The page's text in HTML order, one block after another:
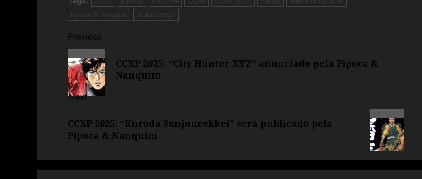
Pipoca & Nanquim
Tsukasa Hojo
Previous
CCXP 2025: “City Hunter XYZ” anunciado pela Pipoca &
Nanquim
Next
CCXP 2025: “Kuroda Sanjuurokkei” será publicado pela
Pipoca & Nanquim